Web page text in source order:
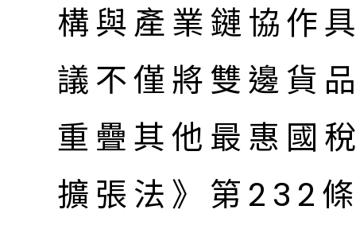
構與產業鏈協作
議不僅將雙邊貨
重疊其他最惠國
擴張法》第232